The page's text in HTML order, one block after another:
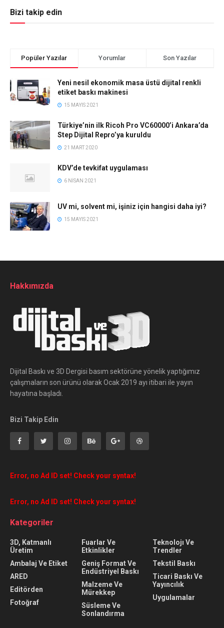
Bizi takip edin
Popüler Yazılar Yorumlar Son Yazılar
Yeni nesil ekonomik masa üstü dijital renkli
etiket baskı makinesi
15 MAYIS 2021
Türkiye’nin ilk Ricoh Pro VC60000’i Ankara’da
Step Dijital Repro’ya kuruldu
21 MART 2020
KDV’de tevkifat uygulaması
6 NISAN 2021
UV mi, solvent mi, işiniz için hangisi daha iyi?
15 MAYIS 2021
Hakkımızda
Dijital Baskı ve 3D Dergisi basım sektörüne yönelik yaptığımız
çalışmaların son ürünü olarak Ocak 2019 ayı itibari ile yayın
hayatına başladı.
Bizi Takip Edin
Error, no Ad ID set! Check your syntax!
Error, no Ad ID set! Check your syntax!
Kategoriler
3D, Katmanlı
Üretim
Ambalaj Ve Etiket
ARED
Editörden
Fotoğraf
Fuarlar Ve
Etkinlikler
Geniş Format Ve
Endüstriyel Baskı
Malzeme Ve
Mürekkep
Süsleme Ve
Sonlandırma
Teknolojı Ve
Trendler
Tekstil Baskı
Ticari Baskı Ve
Yayıncılık
Uygulamalar